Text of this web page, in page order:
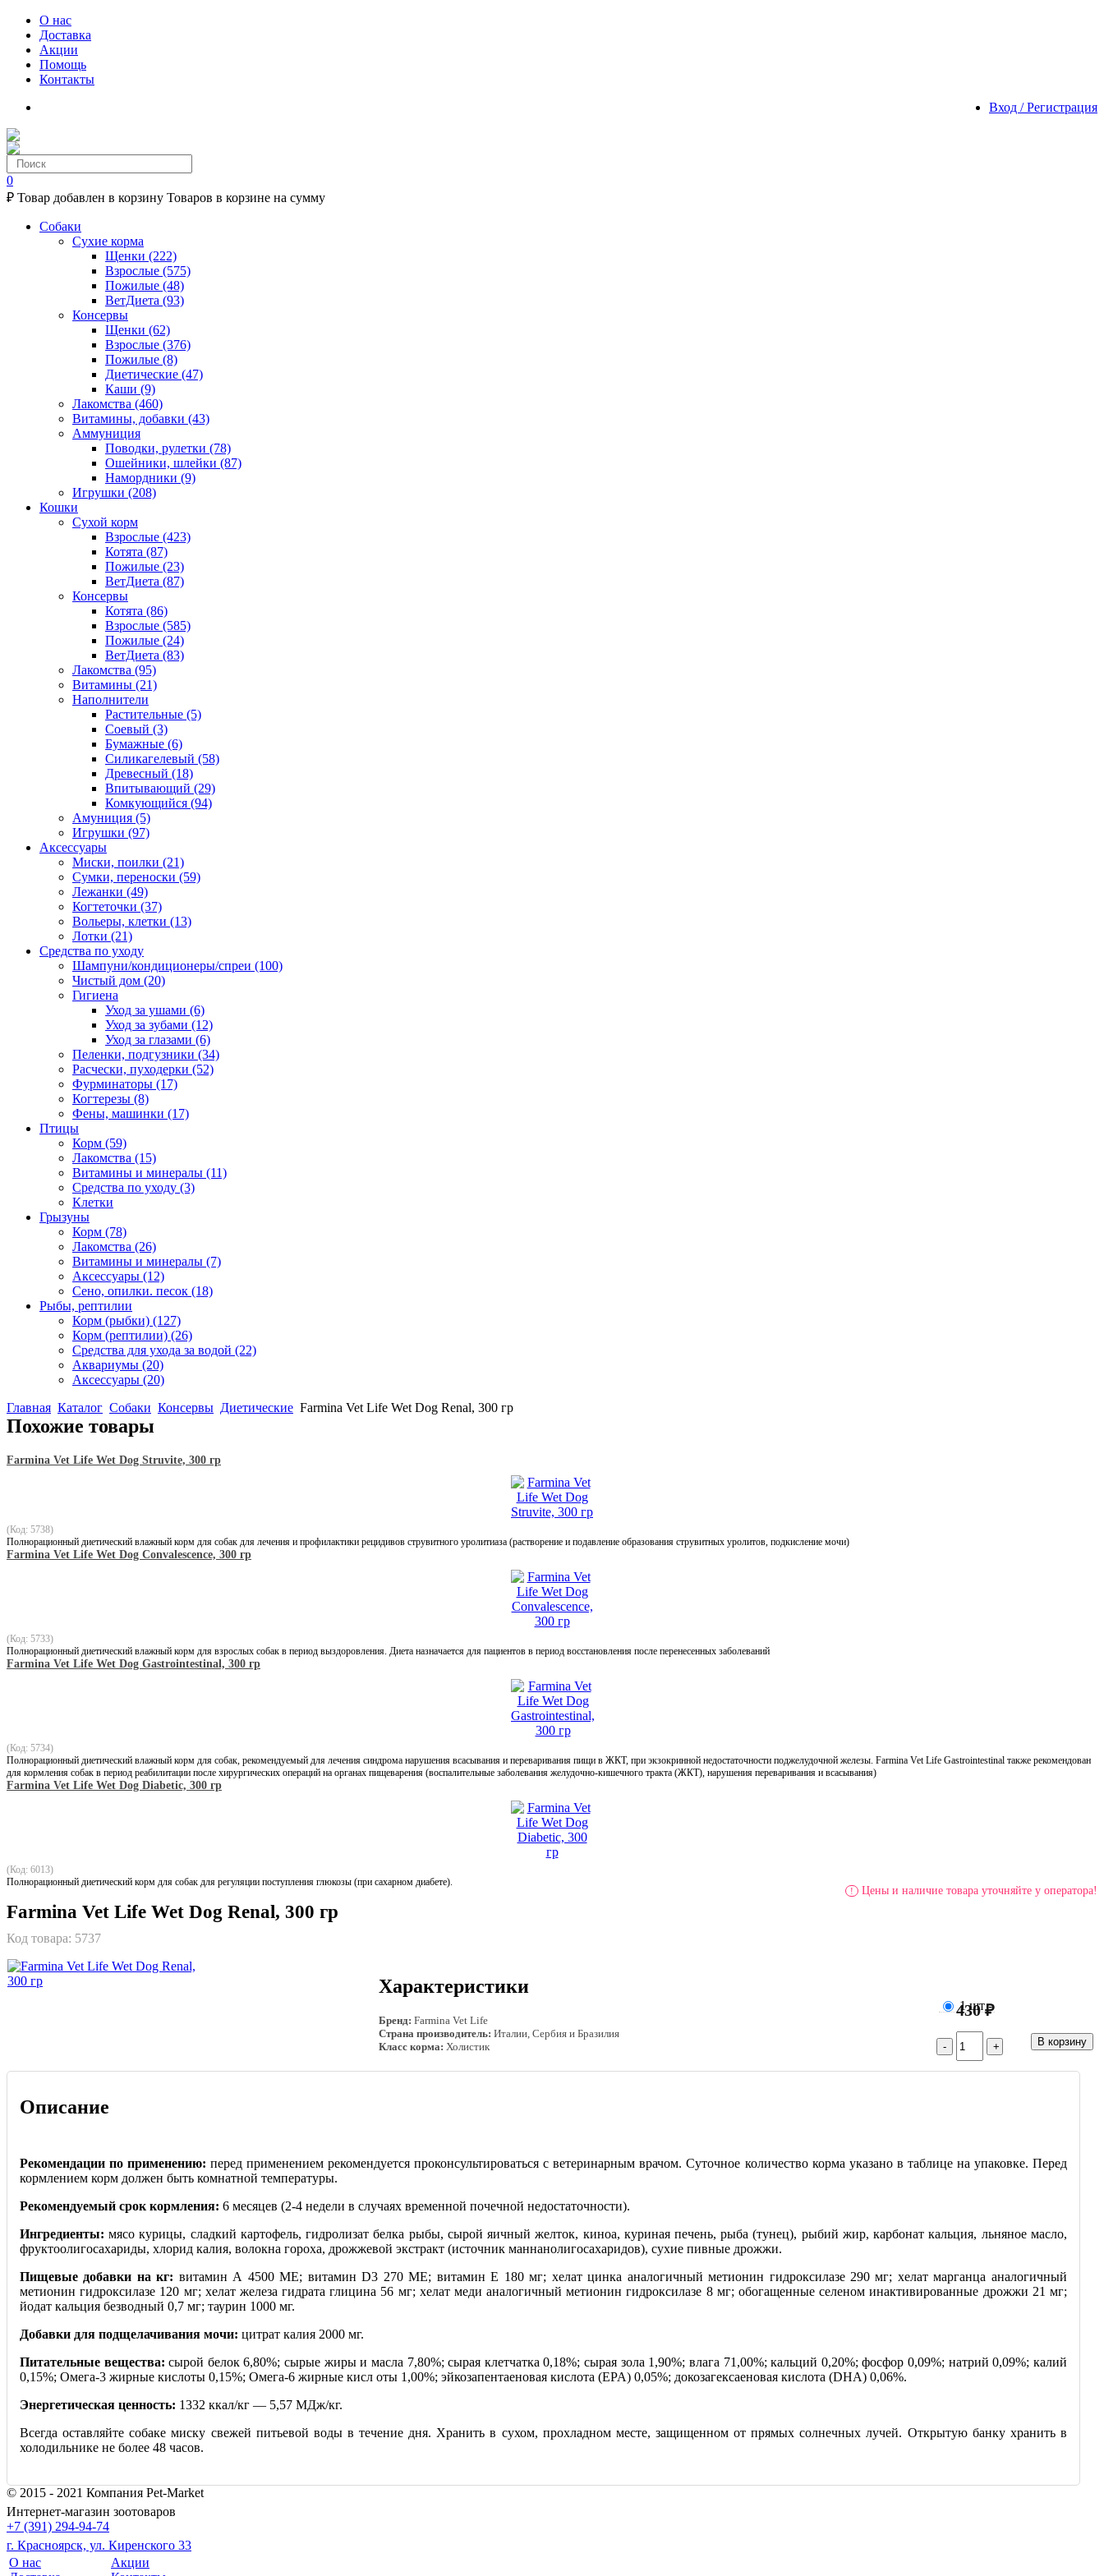
О нас
Доставка
Акции
Помощь
Контакты
Вход / Регистрация
0
₽ Товар добавлен в корзину Товаров в корзине на сумму
Собаки
Сухие корма
Щенки (222)
Взрослые (575)
Пожилые (48)
ВетДиета (93)
Консервы
Щенки (62)
Взрослые (376)
Пожилые (8)
Диетические (47)
Каши (9)
Лакомства (460)
Витамины, добавки (43)
Аммуниция
Поводки, рулетки (78)
Ошейники, шлейки (87)
Намордники (9)
Игрушки (208)
Кошки
Сухой корм
Взрослые (423)
Котята (87)
Пожилые (23)
ВетДиета (87)
Консервы
Котята (86)
Взрослые (585)
Пожилые (24)
ВетДиета (83)
Лакомства (95)
Витамины (21)
Наполнители
Растительные (5)
Соевый (3)
Бумажные (6)
Силикагелевый (58)
Древесный (18)
Впитывающий (29)
Комкующийся (94)
Амуниция (5)
Игрушки (97)
Аксессуары
Миски, поилки (21)
Сумки, переноски (59)
Лежанки (49)
Когтеточки (37)
Вольеры, клетки (13)
Лотки (21)
Средства по уходу
Шампуни/кондиционеры/спреи (100)
Чистый дом (20)
Гигиена
Уход за ушами (6)
Уход за зубами (12)
Уход за глазами (6)
Пеленки, подгузники (34)
Расчески, пуходерки (52)
Фурминаторы (17)
Когтерезы (8)
Фены, машинки (17)
Птицы
Корм (59)
Лакомства (15)
Витамины и минералы (11)
Средства по уходу (3)
Клетки
Грызуны
Корм (78)
Лакомства (26)
Витамины и минералы (7)
Аксессуары (12)
Сено, опилки. песок (18)
Рыбы, рептилии
Корм (рыбки) (127)
Корм (рептилии) (26)
Средства для ухода за водой (22)
Аквариумы (20)
Аксессуары (20)
Главная Каталог Собаки Консервы Диетические Farmina Vet Life Wet Dog Renal, 300 гр
Похожие товары
Farmina Vet Life Wet Dog Struvite, 300 гр
(Код: 5738)
Полнорационный диетический влажный корм для собак для лечения и профилактики рецидивов струвитного уролитиаза (растворение и подавление образования струвитных уролитов, подкисление мочи)
Farmina Vet Life Wet Dog Convalescence, 300 гр
(Код: 5733)
Полнорационный диетический влажный корм для взрослых собак в период выздоровления. Диета назначается для пациентов в период восстановления после перенесенных заболеваний
Farmina Vet Life Wet Dog Gastrointestinal, 300 гр
(Код: 5734)
Полнорационный диетический влажный корм для собак, рекомендуемый для лечения синдрома нарушения всасывания и переваривания пищи в ЖКТ, при экзокринной недостаточности поджелудочной железы. Farmina Vet Life Gastrointestinal также рекомендован
для кормления собак в период реабилитации после хирургических операций на органах пищеварения (воспалительные заболевания желудочно-кишечного тракта (ЖКТ), нарушения переваривания и всасывания)
Farmina Vet Life Wet Dog Diabetic, 300 гр
(Код: 6013)
Полнорационный диетический корм для собак для регуляции поступления глюкозы (при сахарном диабете).
! Цены и наличие товара уточняйте у оператора!
Farmina Vet Life Wet Dog Renal, 300 гр
Код товара: 5737
Характеристики
Бренд: Farmina Vet Life
Страна производитель: Италии, Сербия и Бразилия
Класс корма: Холистик
1 шт-
430 ₽
Описание
Рекомендации по применению: перед применением рекомендуется проконсультироваться с ветеринарным врачом. Суточное количество корма указано в таблице на упаковке. Перед
кормлением корм должен быть комнатной температуры.
Рекомендуемый срок кормления: 6 месяцев (2-4 недели в случаях временной почечной недостаточности).
Ингредиенты: мясо курицы, сладкий картофель, гидролизат белка рыбы, сырой яичный желток, киноа, куриная печень, рыба (тунец), рыбий жир, карбонат кальция, льняное масло,
фруктоолигосахариды, хлорид калия, волокна гороха, дрожжевой экстракт (источник маннанолигосахаридов), сухие пивные дрожжи.
Пищевые добавки на кг: витамин А 4500 МЕ; витамин D3 270 МЕ; витамин Е 180 мг; хелат цинка аналогичный метионин гидроксилазе 290 мг; хелат марганца аналогичный
метионин гидроксилазе 120 мг; хелат железа гидрата глицина 56 мг; хелат меди аналогичный метионин гидроксилазе 8 мг; обогащенные селеном инактивированные дрожжи 21 мг;
йодат кальция безводный 0,7 мг; таурин 1000 мг.
Добавки для подщелачивания мочи: цитрат калия 2000 мг.
Питательные вещества: сырой белок 6,80%; сырые жиры и масла 7,80%; сырая клетчатка 0,18%; сырая зола 1,90%; влага 71,00%; кальций 0,20%; фосфор 0,09%; натрий 0,09%; калий
0,15%; Омега-3 жирные кислоты 0,15%; Омега-6 жирные кисл оты 1,00%; эйкозапентаеновая кислота (EPA) 0,05%; докозагексаеновая кислота (DHA) 0,06%.
Энергетическая ценность: 1332 ккал/кг — 5,57 МДж/кг.
Всегда оставляйте собаке миску свежей питьевой воды в течение дня. Хранить в сухом, прохладном месте, защищенном от прямых солнечных лучей. Открытую банку хранить в
холодильнике не более 48 часов.
© 2015 - 2021 Компания Pet-Market
Интернет-магазин зоотоваров
+7 (391) 294-94-74
г. Красноярск, ул. Киренского 33
О нас
Акции